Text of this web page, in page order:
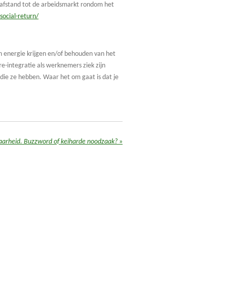
tot de arbeidsmarkt rondom het
return/
energie krijgen en/of behouden van het
integratie als werknemers ziek zijn
ze hebben. Waar het om gaat is dat je
Buzzword of keiharde noodzaak? »